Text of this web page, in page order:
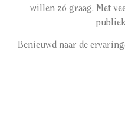
willen zó graag. Met
Benieuwd naar de